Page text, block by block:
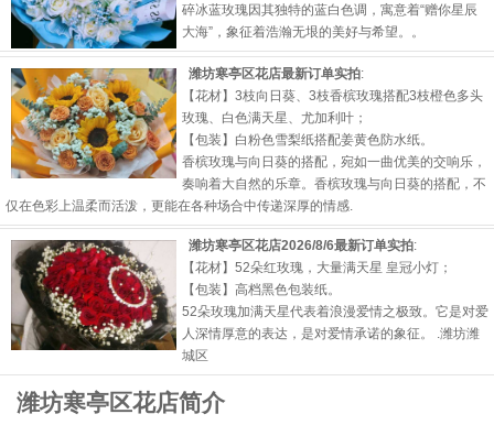
碎冰蓝玫瑰因其独特的蓝白色调，寓意着“赠你星辰
大海”，象征着浩瀚无垠的美好与希望。。
潍坊寒亭区花店最新订单实拍:
【花材】3枝向日葵、3枝香槟玫瑰搭配3枝橙色多头
玫瑰、白色满天星、尤加利叶；
【包装】白粉色雪梨纸搭配姜黄色防水纸。
香槟玫瑰与向日葵的搭配，宛如一曲优美的交响乐，
奏响着大自然的乐章。香槟玫瑰与向日葵的搭配，不
仅在色彩上温柔而活泼，更能在各种场合中传递深厚的情感.
潍坊寒亭区花店2026/8/6最新订单实拍:
【花材】52朵红玫瑰，大量满天星 皇冠小灯；
【包装】高档黑色包装纸。
52朵玫瑰加满天星代表着浪漫爱情之极致。它是对爱
人深情厚意的表达，是对爱情承诺的象征。 . 潍坊潍
城区
潍坊寒亭区花店简介